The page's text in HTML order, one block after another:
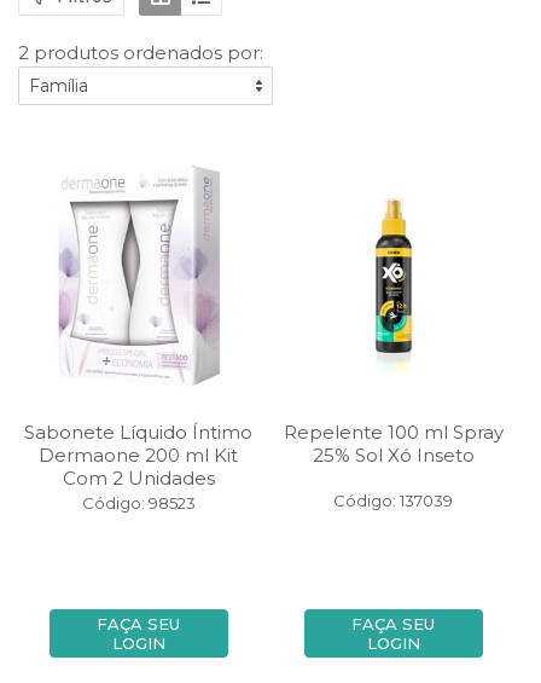
2 produtos ordenados por:
Sabonete Líquido Íntimo
Dermaone 200 ml Kit
Com 2 Unidades
Código: 98523
FAÇA SEU
LOGIN
Repelente 100 ml Spray
25% Sol Xó Inseto
Código: 137039
FAÇA SEU
LOGIN